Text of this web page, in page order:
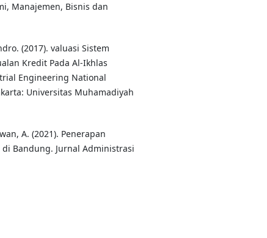
Manajemen, Bisnis dan
(2017). valuasi Sistem
Kredit Pada Al-Ikhlas
Engineering National
Universitas Muhamadiyah
A. (2021). Penerapan
Bandung. Jurnal Administrasi